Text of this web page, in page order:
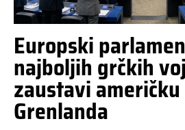
Europski
najboljih grčkih
zaustavi
Grenlanda